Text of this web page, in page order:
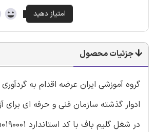
جزئیات محصول
گروه آموزشی ایران عرضه اقدام به
ادوار گذشته سازمان فنی و حرفه ای برای